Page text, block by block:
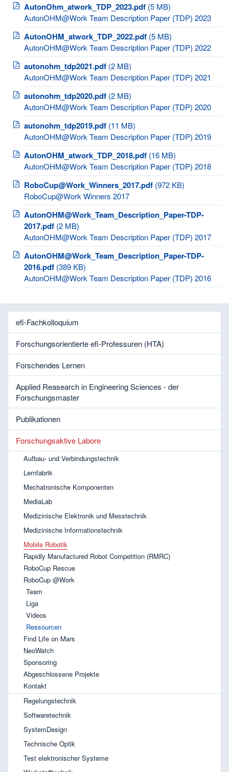
AutonOhm_atwork_TDP_2023.pdf (5 MB)
AutonOHM@Work Team Description Paper (TDP) 2023
AutonOHM_atwork_TDP_2022.pdf (5 MB)
AutonOHM@Work Team Description Paper (TDP) 2022
autonohm_tdp2021.pdf (2 MB)
AutonOHM@Work Team Description Paper (TDP) 2021
autonohm_tdp2020.pdf (2 MB)
AutonOHM@Work Team Description Paper (TDP) 2020
autonohm_tdp2019.pdf (11 MB)
AutonOHM@Work Team Description Paper (TDP) 2019
AutonOHM_atwork_TDP_2018.pdf (16 MB)
AutonOHM@Work Team Description Paper (TDP) 2018
RoboCup@Work_Winners_2017.pdf (972 KB)
RoboCup@Work Winners 2017
AutonOHM@Work_Team_Description_Paper-TDP-
2017.pdf (2 MB)
AutonOHM@Work Team Description Paper (TDP) 2017
AutonOHM@Work_Team_Description_Paper-TDP-
2016.pdf (389 KB)
AutonOHM@Work Team Description Paper (TDP) 2016
efi-Fachkolloquium
Forschungsorientierte efi-Professuren (HTA)
Forschendes Lernen
Applied Reasearch in Engineering Sciences - der
Forschungsmaster
Publikationen
Forschungsaktive Labore
Aufbau- und Verbindungstechnik
Lernfabrik
Mechatronische Komponenten
MediaLab
Medizinische Elektronik und Messtechnik
Medizinische Informationstechnik
Mobile Robotik
Rapidly Manufactured Robot Competition (RMRC)
RoboCup Rescue
RoboCup @Work
Team
Liga
Videos
Ressourcen
Find Life on Mars
NeoWatch
Sponsoring
Abgeschlossene Projekte
Kontakt
Regelungstechnik
Softwaretechnik
SystemDesign
Technische Optik
Test elektronischer Systeme